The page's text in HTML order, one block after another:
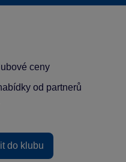
ceny
od partnerů
do klubu